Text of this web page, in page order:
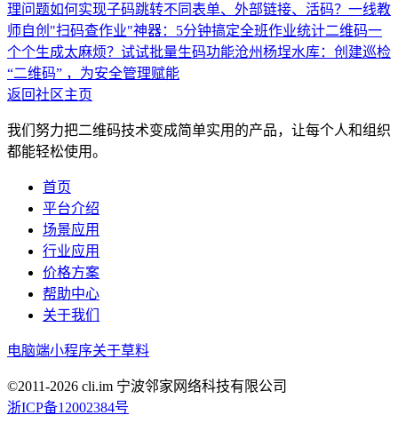
理问题如何实现子码跳转不同表单、外部链接、活码？ 一线教
师自创"扫码查作业"神器：5分钟搞定全班作业统计二维码一
个个生成太麻烦？试试批量生码功能沧州杨埕水库：创建巡检
“二维码” ，为安全管理赋能
返回社区主页
我们努力把二维码技术变成简单实用的产品，让每个人和组织
都能轻松使用。
首页
平台介绍
场景应用
行业应用
价格方案
帮助中心
关于我们
电脑端小程序关于草料
©2011-2026 cli.im 宁波邻家网络科技有限公司
浙ICP备12002384号